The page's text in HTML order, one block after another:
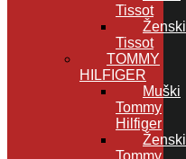
Tissot
Ženski
Tissot
TOMMY
HILFIGER
Muški
Tommy
Hilfiger
Ženski
Tommy